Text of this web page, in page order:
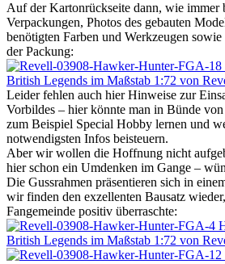
Auf der Kartonrückseite dann, wie immer
Verpackungen, Photos des gebauten
benötigten Farben und Werkzeugen
der Packung:
Leider fehlen auch hier Hinweise zur
Vorbildes – hier könnte man in Bünde
zum Beispiel Special Hobby lernen und
notwendigsten Infos beisteuern.
Aber wir wollen die Hoffnung nicht
hier schon ein Umdenken im Gange –
Die Gussrahmen präsentieren sich in
wir finden den exzellenten Bausatz
Fangemeinde positiv überraschte: